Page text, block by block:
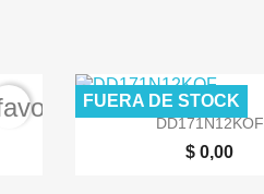
 Vista rápida
DD171N12KOF
$ 0,00
FUERA DE STOCK